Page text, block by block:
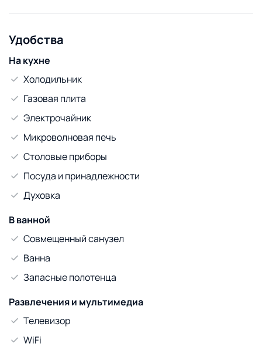
- передвигать технику и мебель;
- оставлять мусор и беспорядок.
Удобства
На кухне
Холодильник
Газовая плита
Электрочайник
Микроволновая печь
Столовые приборы
Посуда и принадлежности
Духовка
В ванной
Совмещенный санузел
Ванна
Запасные полотенца
Развлечения и мультимедиа
Телевизор
WiFi